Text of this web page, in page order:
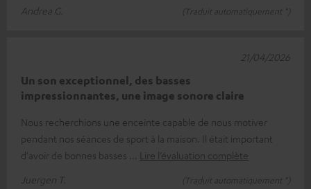
Andrea G.
(Traduit automatiquement *)
Un son exceptionnel, des basses
impressionnantes, une image sonore claire
Nous recherchions une enceinte capable de nous motiver
pendant nos séances de sport à la maison. Il était important
d'avoir de bonnes basses
Lire l’évaluation complète
Juergen T.
(Traduit automatiquement *)
21/04/2026